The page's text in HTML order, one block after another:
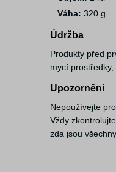
Váha: 320 g
Údržba
Produkty před
mycí
Upozornění
Nepoužívejte
Vždy
zda jsou